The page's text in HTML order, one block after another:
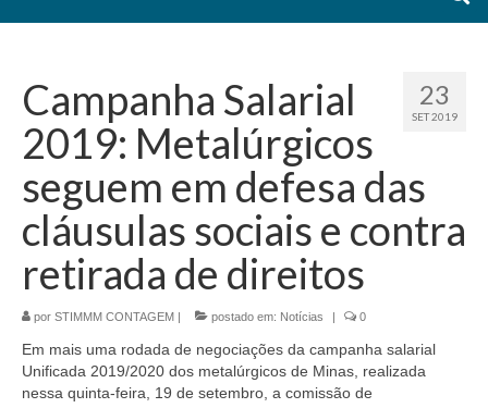
23
SET 2019
Campanha Salarial
2019: Metalúrgicos
seguem em defesa das
cláusulas sociais e contra
retirada de direitos
por STIMMM CONTAGEM | postado em: Notícias | 0
Em mais uma rodada de negociações da campanha salarial
Unificada 2019/2020 dos metalúrgicos de Minas, realizada
nessa quinta-feira, 19 de setembro, a comissão de